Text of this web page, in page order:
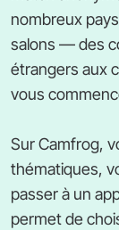
nombreux
salons — des
étrangers aux
vous
Sur Camfrog,
thématiques,
passer à un
permet de